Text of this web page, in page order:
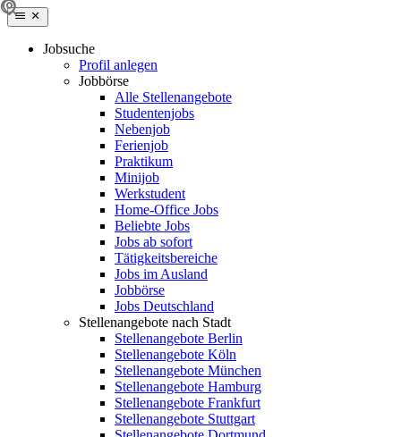
Jobsuche
Profil anlegen
Jobbörse
Alle Stellenangebote
Studentenjobs
Nebenjob
Ferienjob
Praktikum
Minijob
Werkstudent
Home-Office Jobs
Beliebte Jobs
Jobs ab sofort
Tätigkeitsbereiche
Jobs im Ausland
Jobbörse
Jobs Deutschland
Stellenangebote nach Stadt
Stellenangebote Berlin
Stellenangebote Köln
Stellenangebote München
Stellenangebote Hamburg
Stellenangebote Frankfurt
Stellenangebote Stuttgart